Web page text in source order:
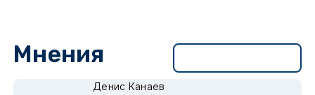
Мнения
Денис Канаев